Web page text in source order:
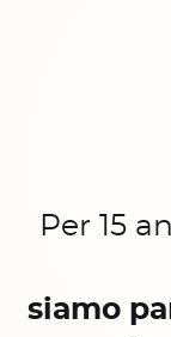
Per 15
siamo